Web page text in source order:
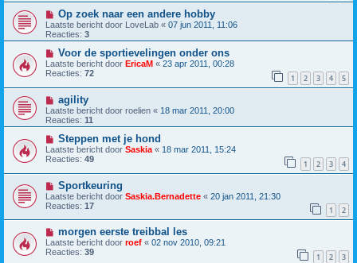
Op zoek naar een andere hobby
Laatste bericht door LoveLab « 07 jun 2011, 11:06
Reacties: 3
Voor de sportievelingen onder ons
Laatste bericht door EricaM « 23 apr 2011, 00:28
Reacties: 72 1 2 3 4 5
agility
Laatste bericht door roelien « 18 mar 2011, 20:00
Reacties: 11
Steppen met je hond
Laatste bericht door Saskia « 18 mar 2011, 15:24
Reacties: 49 1 2 3 4
Sportkeuring
Laatste bericht door Saskia.Bernadette « 20 jan 2011, 21:30
Reacties: 17 1 2
morgen eerste treibbal les
Laatste bericht door roef « 02 nov 2010, 09:21
Reacties: 39 1 2 3